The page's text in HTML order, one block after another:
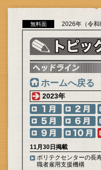
無料面 2026年（令
ホームへ戻る
2023年
11月30日掲載
ポリテクセンターの
職者雇用支援機構